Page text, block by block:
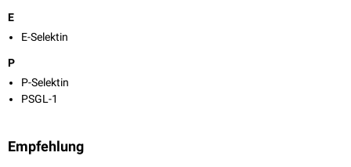
E
E-Selektin
P
P-Selektin
PSGL-1
Empfehlung